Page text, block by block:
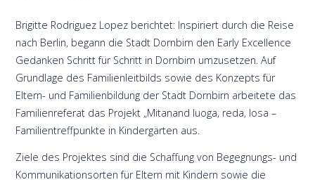
Brigitte Rodriguez Lopez berichtet: Inspiriert durch die Reise
nach Berlin, begann die Stadt Dornbirn den Early Excellence
Gedanken Schritt für Schritt in Dornbirn umzusetzen. Auf
Grundlage des Familienleitbilds sowie des Konzepts für
Eltern- und Familienbildung der Stadt Dornbirn arbeitete das
Familienreferat das Projekt „Mitanand luoga, reda, losa –
Familientreffpunkte in Kindergärten aus.
Ziele des Projektes sind die Schaffung von Begegnungs- und
Kommunikationsorten für Eltern mit Kindern sowie die